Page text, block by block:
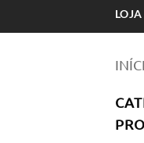
LOJA